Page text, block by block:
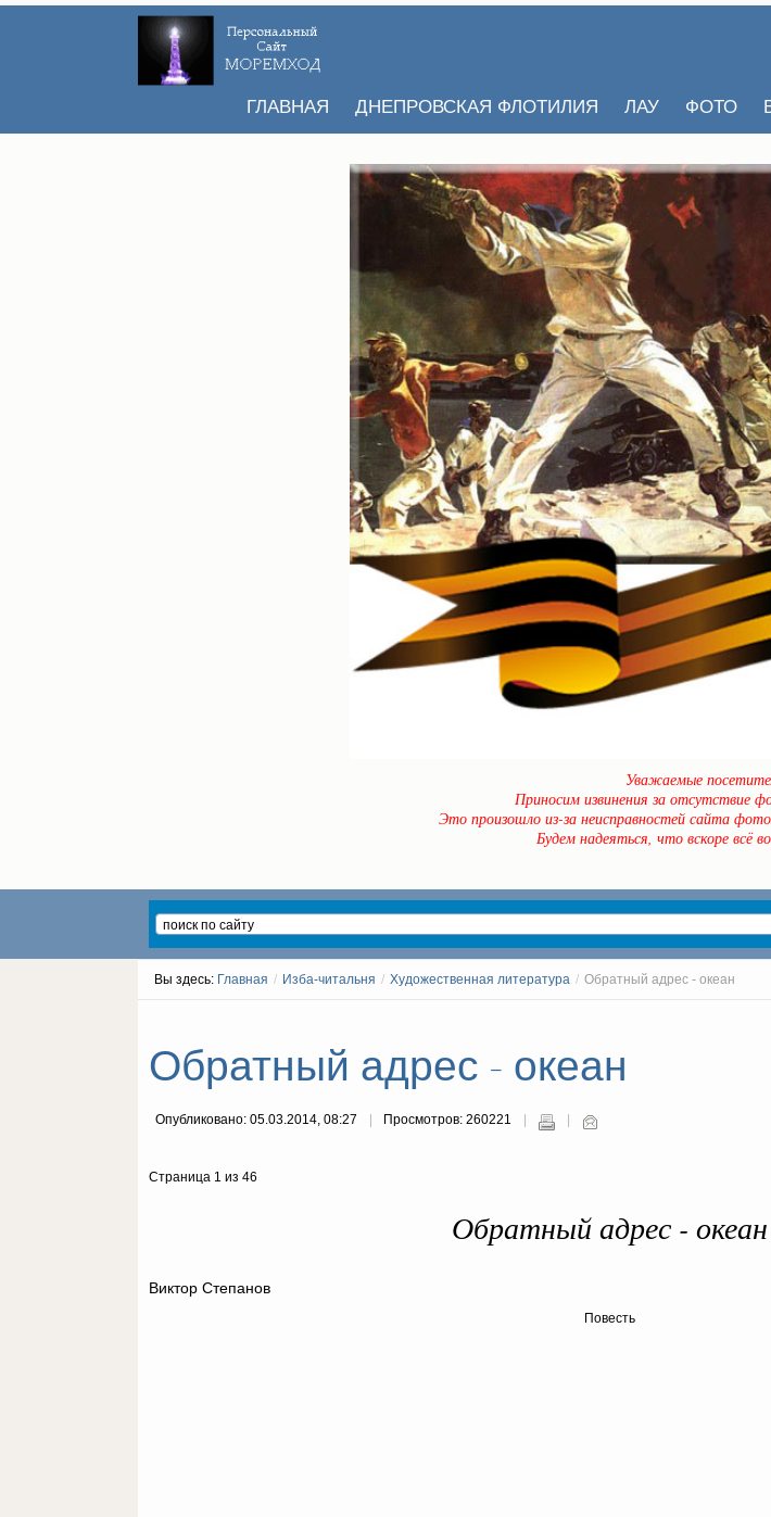
ГЛАВНАЯ ДНЕПРОВСКАЯ ФЛОТИЛИЯ ЛАУ ФОТО
Уважаемые
Приносим извинения за отсутствие
Это произошло из-за неисправностей сайта
Будем надеяться, что вскоре всё
Вы здесь: Главная / Изба-читальня / Художественная литература / Обратный адрес - океан
Обратный адрес - океан
Опубликовано: 05.03.2014, 08:27 Просмотров: 260221
Страница 1 из 46
Обратный адрес - океан
Виктор Степанов
Повесть